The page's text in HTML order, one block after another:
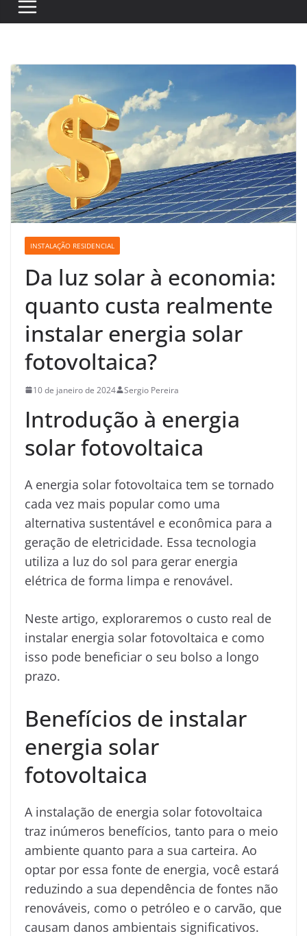
INSTALAÇÃO RESIDENCIAL
Da luz solar à economia:
quanto custa realmente
instalar energia solar
fotovoltaica?
10 de janeiro de 2024 Sergio Pereira
Introdução à energia
solar fotovoltaica
A energia solar fotovoltaica tem se tornado
cada vez mais popular como uma
alternativa sustentável e econômica para a
geração de eletricidade. Essa tecnologia
utiliza a luz do sol para gerar energia
elétrica de forma limpa e renovável.
Neste artigo, exploraremos o custo real de
instalar energia solar fotovoltaica e como
isso pode beneficiar o seu bolso a longo
prazo.
Benefícios de instalar
energia solar
fotovoltaica
A instalação de energia solar fotovoltaica
traz inúmeros benefícios, tanto para o meio
ambiente quanto para a sua carteira. Ao
optar por essa fonte de energia, você estará
reduzindo a sua dependência de fontes não
renováveis, como o petróleo e o carvão, que
causam danos ambientais significativos.